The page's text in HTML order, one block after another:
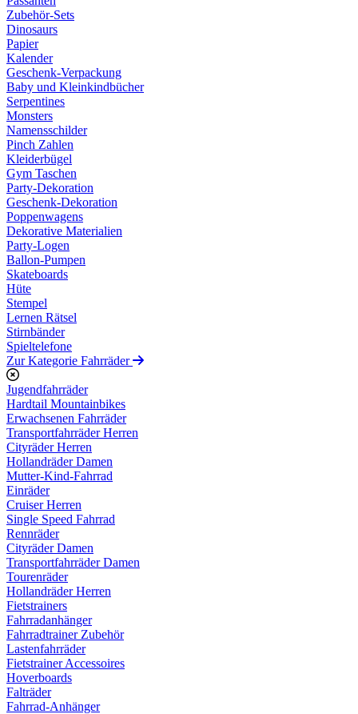
Zubehör-Sets
Dinosaurs
Papier
Kalender
Geschenk-Verpackung
Baby und Kleinkindbücher
Serpentines
Monsters
Namensschilder
Pinch Zahlen
Kleiderbügel
Gym Taschen
Party-Dekoration
Geschenk-Dekoration
Poppenwagens
Dekorative Materialien
Party-Logen
Ballon-Pumpen
Skateboards
Hüte
Stempel
Lernen Rätsel
Stirnbänder
Spieltelefone
Zur Kategorie Fahrräder
Jugendfahrräder
Hardtail Mountainbikes
Erwachsenen Fahrräder
Transportfahrräder Herren
Cityräder Herren
Hollandräder Damen
Mutter-Kind-Fahrrad
Einräder
Cruiser Herren
Single Speed Fahrrad
Rennräder
Cityräder Damen
Transportfahrräder Damen
Tourenräder
Hollandräder Herren
Fietstrainers
Fahrradanhänger
Fahrradtrainer Zubehör
Lastenfahrräder
Fietstrainer Accessoires
Hoverboards
Falträder
Fahrrad-Anhänger